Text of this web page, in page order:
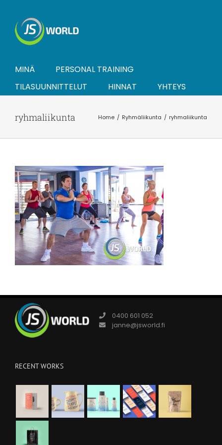
content
MINÄ
PERSONAL TRAINING
TILASUUNNITTELUT
HINNAT YHTEYS
ryhmaliikunta Home Ryhmäliikunta ryhmaliikunta
0400 601 052
janne@jsworld.fi
RECENT WORKS